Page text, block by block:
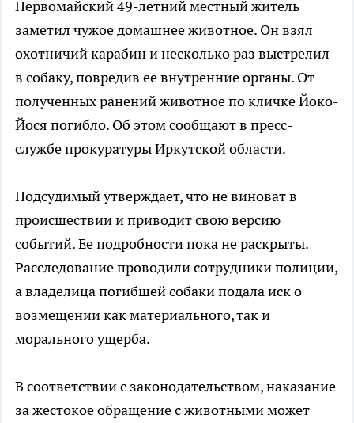
Первомайский 49-летний местный житель
заметил чужое домашнее животное. Он взял
охотничий карабин и несколько раз выстрелил
в собаку, повредив ее внутренние органы. От
полученных ранений животное по кличке Йоко-
Йося погибло. Об этом сообщают в пресс-
службе прокуратуры Иркутской области.
Подсудимый утверждает, что не виноват в
происшествии и приводит свою версию
событий. Ее подробности пока не раскрыты.
Расследование проводили сотрудники полиции,
а владелица погибшей собаки подала иск о
возмещении как материального, так и
морального ущерба.
В соответствии с законодательством, наказание
за жестокое обращение с животными может